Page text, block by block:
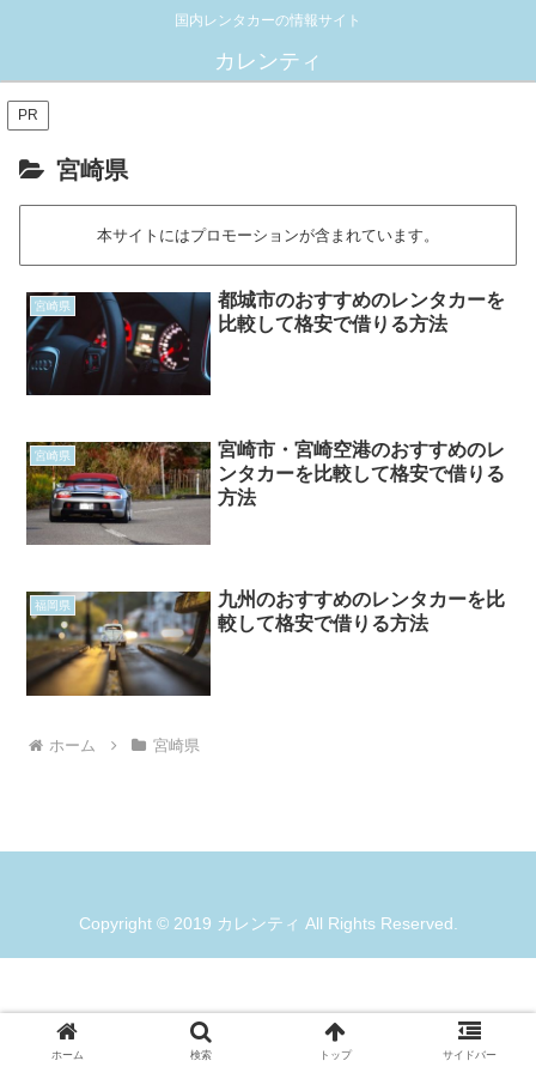
国内レンタカーの情報サイト
カレンティ
PR
宮崎県
本サイトにはプロモーションが含まれています。
宮崎県
都城市のおすすめのレンタカーを
比較して格安で借りる方法
宮崎県
宮崎市・宮崎空港のおすすめのレ
ンタカーを比較して格安で借りる
方法
福岡県
九州のおすすめのレンタカーを比
較して格安で借りる方法
ホーム 宮崎県
Copyright © 2019 カレンティ All Rights Reserved.
ホーム 検索 トップ サイドバー